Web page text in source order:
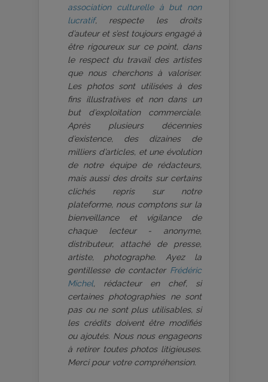
association culturelle à but non
lucratif, respecte les droits
d’auteur et s’est toujours engagé à
être rigoureux sur ce point, dans
le respect du travail des artistes
que nous cherchons à valoriser.
Les photos sont utilisées à des
fins illustratives et non dans un
but d’exploitation commerciale.
Après plusieurs décennies
d’existence, des dizaines de
milliers d’articles, et une évolution
de notre équipe de rédacteurs,
mais aussi des droits sur certains
clichés repris sur notre
plateforme, nous comptons sur la
bienveillance et vigilance de
chaque lecteur - anonyme,
distributeur, attaché de presse,
artiste, photographe. Ayez la
gentillesse de contacter Frédéric
Michel, rédacteur en chef, si
certaines photographies ne sont
pas ou ne sont plus utilisables, si
les crédits doivent être modifiés
ou ajoutés. Nous nous engageons
à retirer toutes photos litigieuses.
Merci pour votre compréhension.